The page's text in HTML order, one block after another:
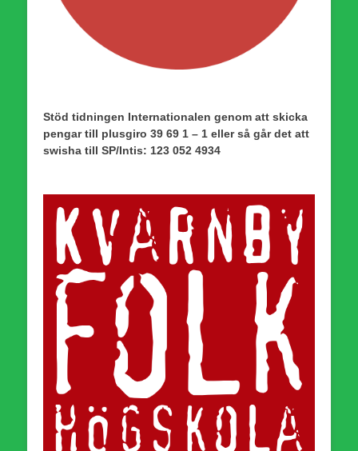
Stöd tidningen Internationalen genom att skicka
pengar till plusgiro 39 69 1 – 1 eller så går det att
swisha till SP/Intis: 123 052 4934